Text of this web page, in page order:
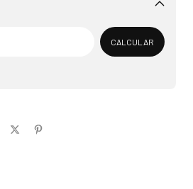
Alterar CEP
CALCULAR